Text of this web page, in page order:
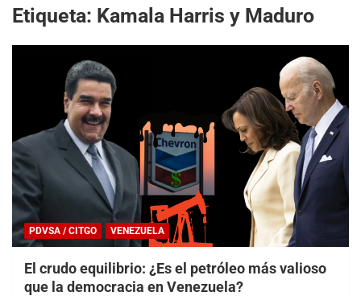
Etiqueta: Kamala Harris y Maduro
PDVSA / CITGO VENEZUELA
El crudo equilibrio: ¿Es el petróleo más valioso
que la democracia en Venezuela?